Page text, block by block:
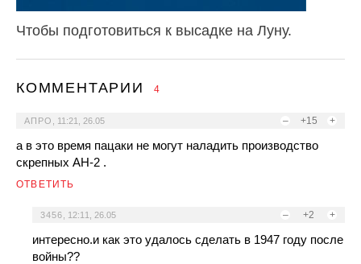
Чтобы подготовиться к высадке на Луну.
КОММЕНТАРИИ 4
– +15 +
АПРО 11:21, 26.05
а в это время пацаки не могут наладить производство
скрепных АН-2 .
ОТВЕТИТЬ
– +2 +
3456 12:11, 26.05
интересно.и как это удалось сделать в 1947 году после
войны??